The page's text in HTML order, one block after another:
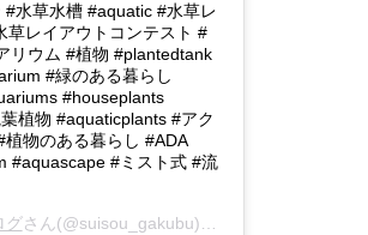
水草水槽 #aquatic #水草レ
草レイアウトコンテスト #
リウム #植物 #plantedtank
#緑のある暮らし
#houseplants
植物 #aquaticplants #アク
物のある暮らし #ADA
#aquascape #ミスト式 #流
グさん(@suisou_gakubu)がシェアした投稿 -